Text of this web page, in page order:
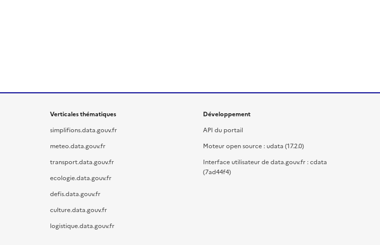
Verticales thématiques
simplifions.data.gouv.fr
meteo.data.gouv.fr
transport.data.gouv.fr
ecologie.data.gouv.fr
defis.data.gouv.fr
culture.data.gouv.fr
logistique.data.gouv.fr
Développement
API du portail
Moteur open source : udata (17.2.0)
Interface utilisateur de data.gouv.fr : cdata
(7ad44f4)